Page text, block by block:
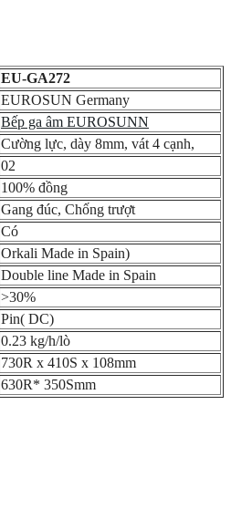
EU-GA272
EUROSUN Germany
Bếp ga âm EUROSUNN
Cường lực, dày 8mm, vát 4 cạnh,
02
100% đồng
Gang đúc, Chống trượt
Có
Orkali Made in Spain)
Double line Made in Spain
>30%
Pin( DC)
0.23 kg/h/lò
730R x 410S x 108mm
630R* 350Smm